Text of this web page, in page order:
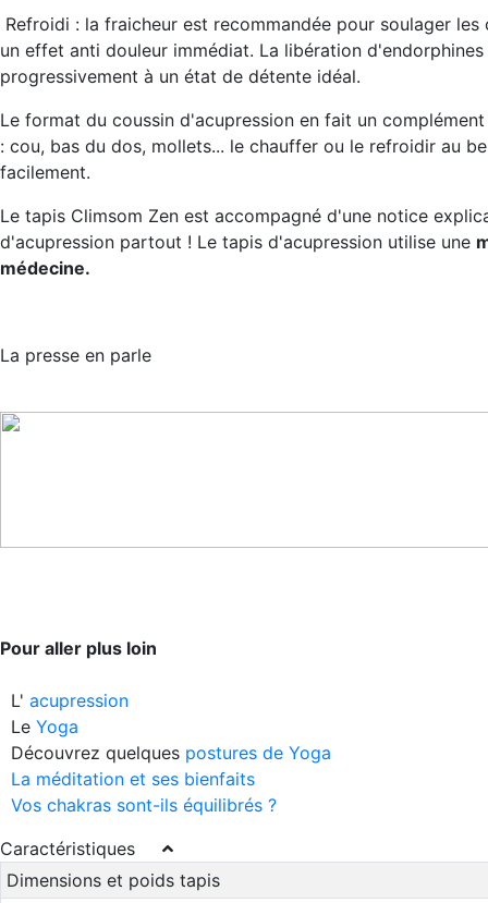
Refroidi : la fraicheur est recommandée pour soulager
un effet anti douleur immédiat. La libération
progressivement à un état de détente idéal.
Le format du coussin d'acupression en fait un
: cou, bas du dos, mollets... le chauffer ou le refroidir au
facilement.
Le tapis Climsom Zen est accompagné d'une notice
d'acupression partout ! Le tapis d'acupression utilise une
médecine.
La presse en parle
Pour aller plus loin
L' acupression
Le Yoga
Découvrez quelques postures de Yoga
La méditation et ses bienfaits
Vos chakras sont-ils équilibrés ?
Caractéristiques
Dimensions et poids tapis